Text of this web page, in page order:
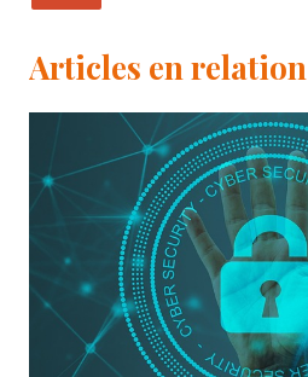
Articles en relation